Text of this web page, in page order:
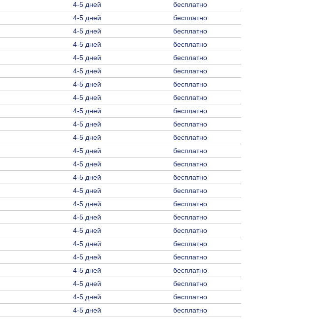
4-5 дней
бесплатно
4-5 дней
бесплатно
4-5 дней
бесплатно
4-5 дней
бесплатно
4-5 дней
бесплатно
4-5 дней
бесплатно
4-5 дней
бесплатно
4-5 дней
бесплатно
4-5 дней
бесплатно
4-5 дней
бесплатно
4-5 дней
бесплатно
4-5 дней
бесплатно
4-5 дней
бесплатно
4-5 дней
бесплатно
4-5 дней
бесплатно
4-5 дней
бесплатно
4-5 дней
бесплатно
4-5 дней
бесплатно
4-5 дней
бесплатно
4-5 дней
бесплатно
4-5 дней
бесплатно
4-5 дней
бесплатно
4-5 дней
бесплатно
4-5 дней
бесплатно